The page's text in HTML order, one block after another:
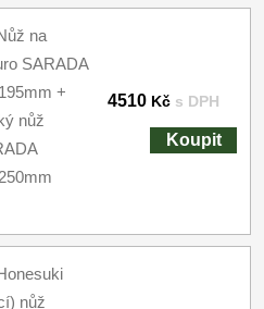
na
SARADA
+
nůž
4510 Kč s DPH
Koupit
nůž